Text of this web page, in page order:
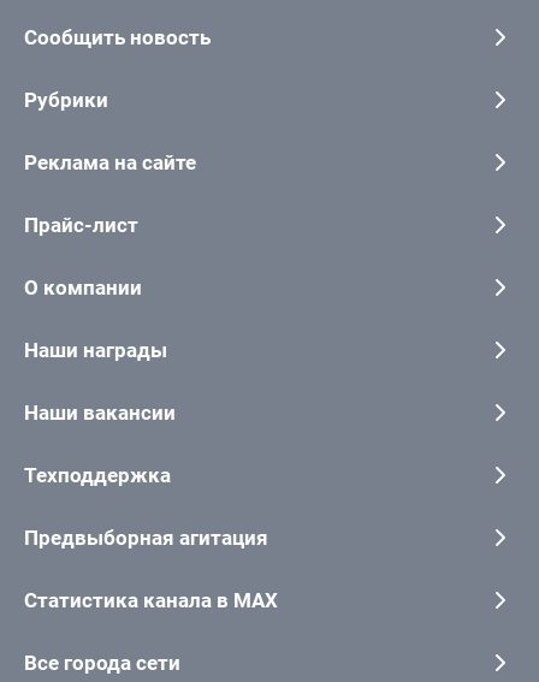
Сообщить новость
Рубрики
Реклама на сайте
Прайс-лист
О компании
Наши награды
Наши вакансии
Техподдержка
Предвыборная агитация
Статистика канала в MAX
Все города сети